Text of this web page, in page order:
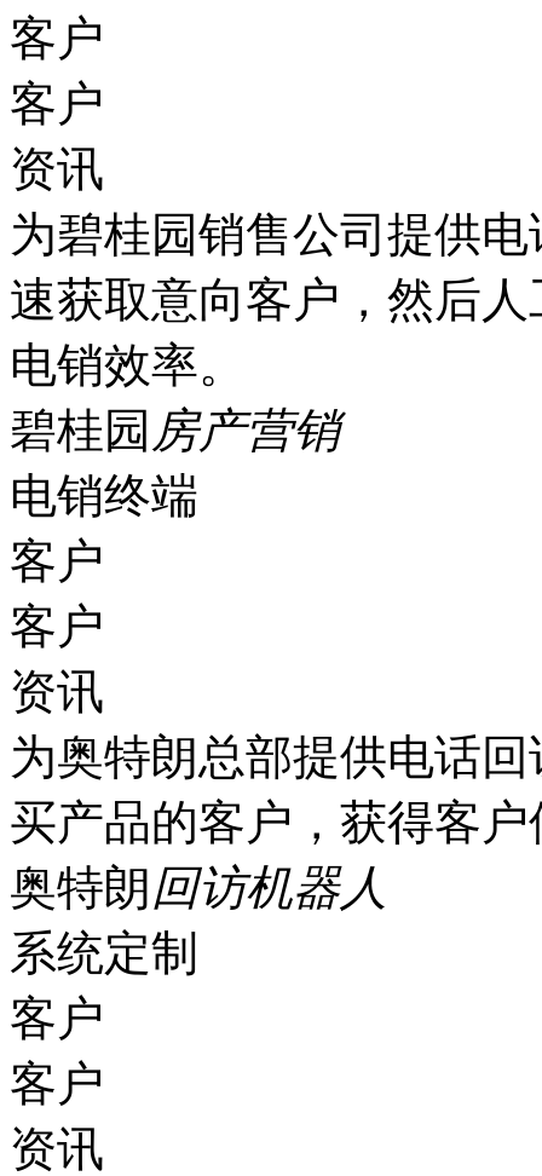
客户
客户
资讯
为碧桂园销售公司提供
速获取意向客户，然后
电销效率。
碧桂园 房产营销
电销终端
客户
客户
资讯
为奥特朗总部提供电话
买产品的客户，获得客
奥特朗回访机器人
系统定制
客户
客户
资讯